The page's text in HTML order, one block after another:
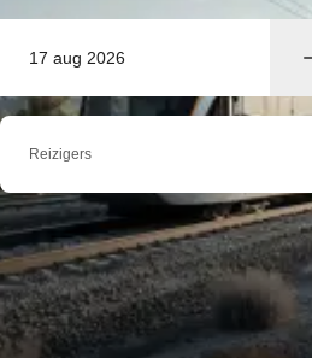
17 aug 2026
Reizigers